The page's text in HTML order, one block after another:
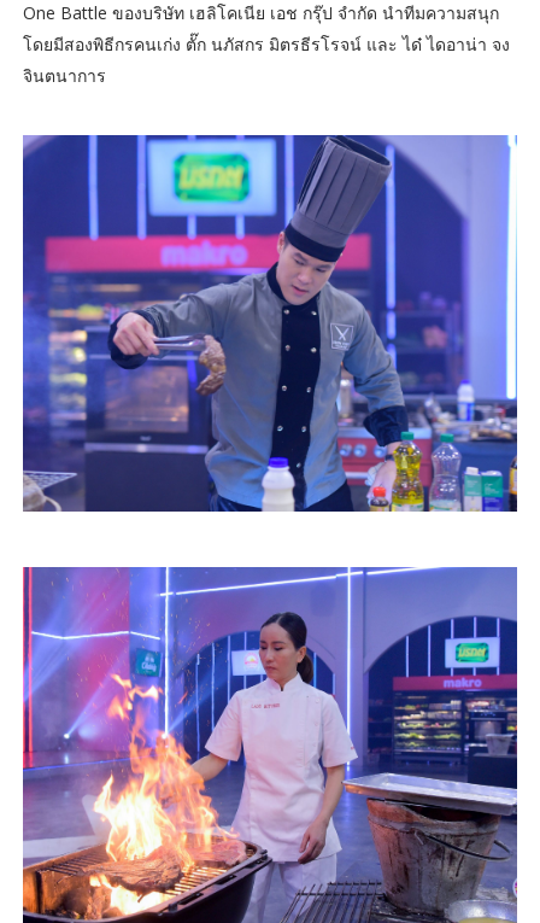
One Battle ของบริษัท เฮลิโคเนีย เอช กรุ๊ป จำกัด นำทีมความสนุก
โดยมีสองพิธีกรคนเก่ง ตั๊ก นภัสกร มิตรธีรโรจน์ และ ได๋ ไดอาน่า จง
จินตนาการ